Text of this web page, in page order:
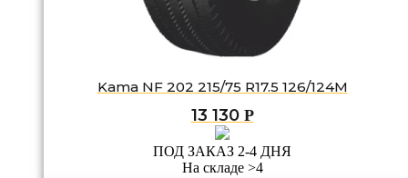
Kama NF 202 215/75 R17.5 126/124M
13 130 Р
ПОД ЗАКАЗ 2-4 ДНЯ
На складе >4